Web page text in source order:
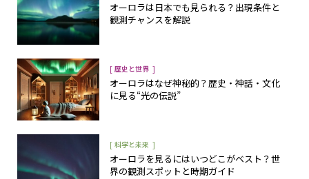
オーロラは日本でも見られる？出現条件と
観測チャンスを解説
[ 歴史と世界 ]
オーロラはなぜ神秘的？歴史・神話・文化
に見る“光の伝説”
[ 科学と未来 ]
オーロラを見るにはいつどこがベスト？世
界の観測スポットと時期ガイド